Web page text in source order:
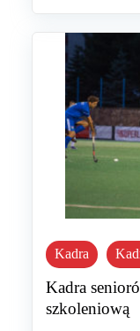
Kadra
Kadra
szkoleniową